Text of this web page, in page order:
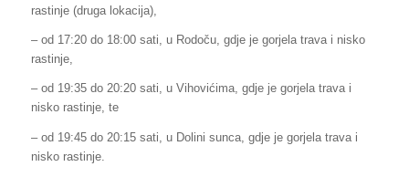
rastinje (druga lokacija),
– od 17:20 do 18:00 sati, u Rodoču, gdje je gorjela trava i nisko
rastinje,
– od 19:35 do 20:20 sati, u Vihovićima, gdje je gorjela trava i
nisko rastinje, te
– od 19:45 do 20:15 sati, u Dolini sunca, gdje je gorjela trava i
nisko rastinje.